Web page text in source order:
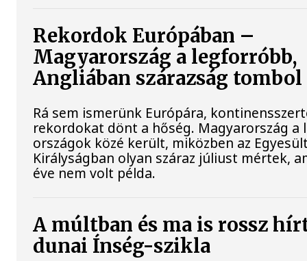
Rekordok Európában –
Magyarország a legforróbb,
Angliában szárazság tombol
Rá sem ismerünk Európára,
rekordokat dönt a hőség. Magyarország
országok közé került, miközben az
Királyságban olyan száraz júliust mértek,
éve nem volt példa.
A múltban és ma is rossz
dunai Ínség-szikla